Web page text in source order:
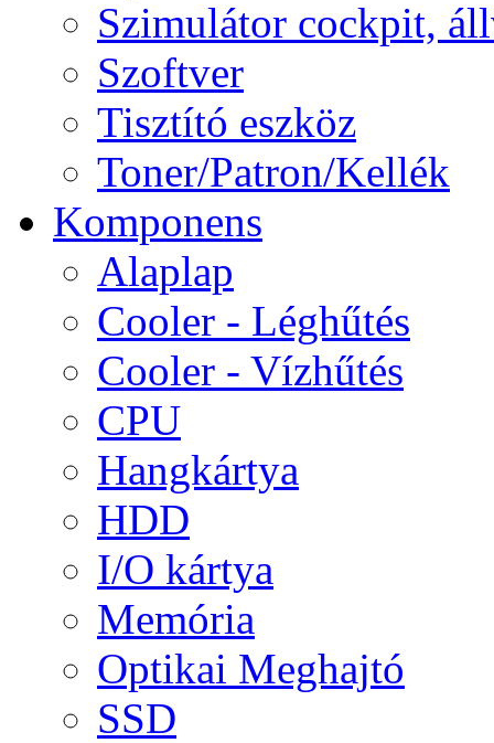
Szimulátor cockpit,
Szoftver
Tisztító eszköz
Toner/Patron/Kellék
Komponens
Alaplap
Cooler - Léghűtés
Cooler - Vízhűtés
CPU
Hangkártya
HDD
I/O kártya
Memória
Optikai Meghajtó
SSD